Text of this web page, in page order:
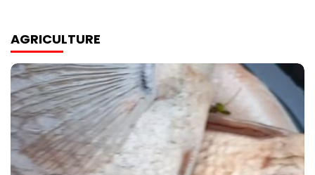
AGRICULTURE